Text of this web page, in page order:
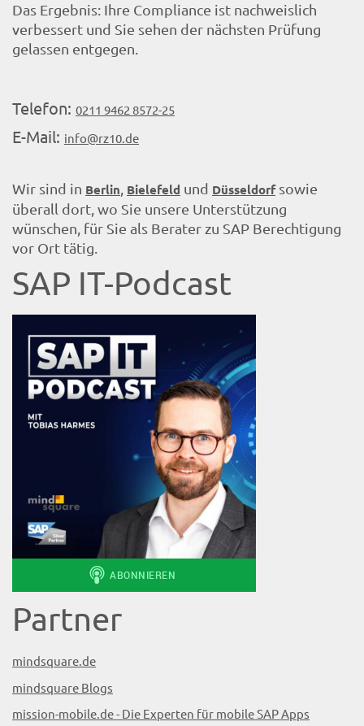
Das Ergebnis: Ihre Compliance ist nachweislich
verbessert und Sie sehen der nächsten Prüfung
gelassen entgegen.
Telefon: 0211 9462 8572-25
E-Mail: info@rz10.de
Wir sind in Berlin Bielefeld und Düsseldorfsowie
überall dort, wo Sie unsere Unterstützung
wünschen, für Sie als Berater zu SAP Berechtigung
vor Ort tätig.
SAP IT-Podcast
Partner
mindsquare.de
mindsquare Blogs
mission-mobile.de - Die Experten für mobile SAP Apps